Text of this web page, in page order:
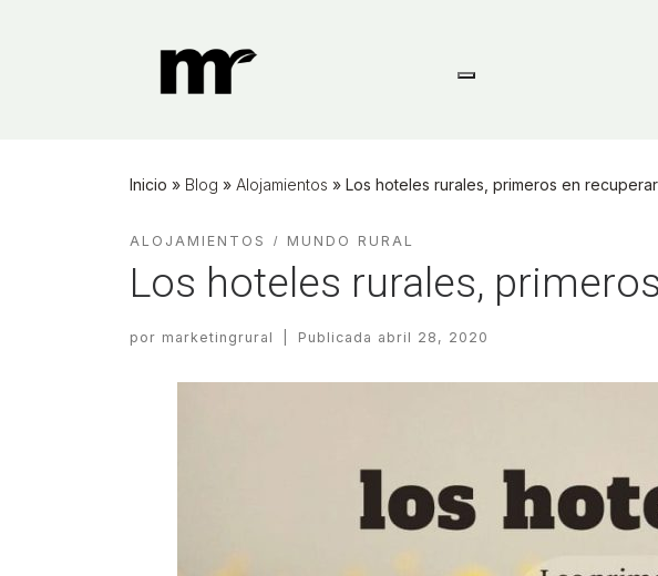
Inicio » Blog » Alojamientos » Los hoteles rurales, primeros en
ALOJAMIENTOS MUNDO RURAL
Los hoteles rurales,
por marketingrural Publicada abril 28, 2020